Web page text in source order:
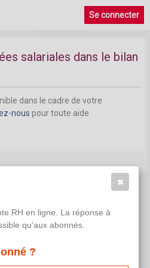
Se connecter
salariales dans le bilan
dans le cadre de votre
nous pour toute aide
en vue d'une politique
sur le plan du genre
dans le cadre de votre
RH en ligne. La réponse à
qu'aux abonnés.
?